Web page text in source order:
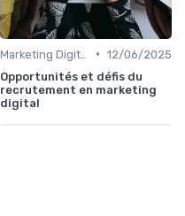
• 12/06/2025
Opportunités et défis du
recrutement en marketing
digital